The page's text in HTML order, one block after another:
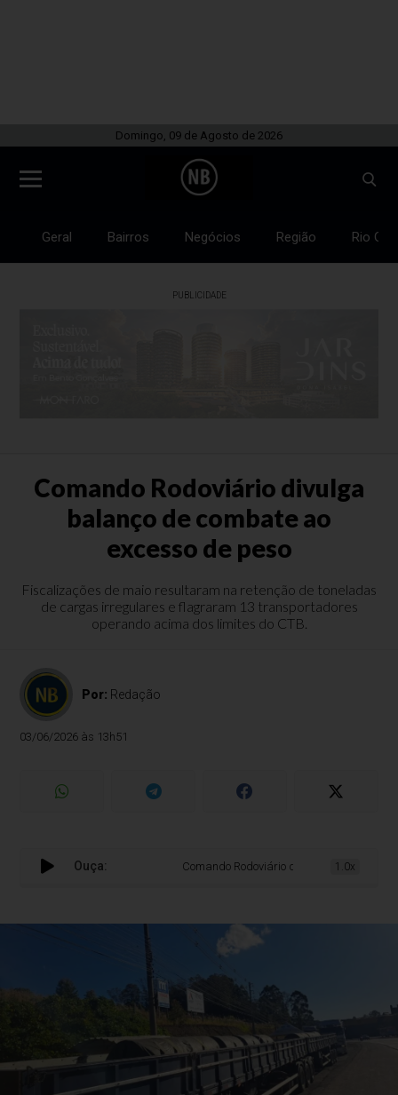
Domingo, 09 de Agosto de 2026
Geral Bairros Negócios Região Rio
PUBLICIDADE
Comando Rodoviário divulga
balanço de combate ao
excesso de peso
Fiscalizações de maio resultaram na retenção de toneladas
de cargas irregulares e flagraram 13 transportadores
operando acima dos limites do CTB.
Por: Redação
03/06/2026 às 13h51
Ouça: Comando Rodoviário divulga balanço de
1.0x